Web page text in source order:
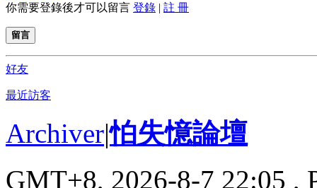
你需要登錄後才可以留言 登錄 | 註 冊
留言
好友
最近訪客
Archiver|怕失憶論壇
GMT+8, 2026-8-7 22:05 ,